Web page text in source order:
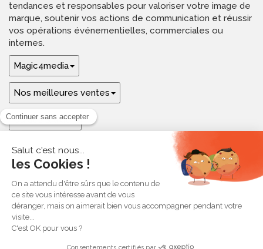
tendances et responsables pour valoriser votre image de
marque, soutenir vos actions de communication et réussir
vos opérations événementielles, commerciales ou
internes.
Magic4media
Nos meilleures ventes
Guides & aide
Ressources & inspirations